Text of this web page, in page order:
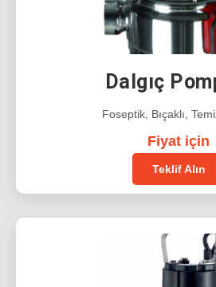
Dalgıç
Foseptik, Bıçaklı,
Fiyat için
Teklif Alın